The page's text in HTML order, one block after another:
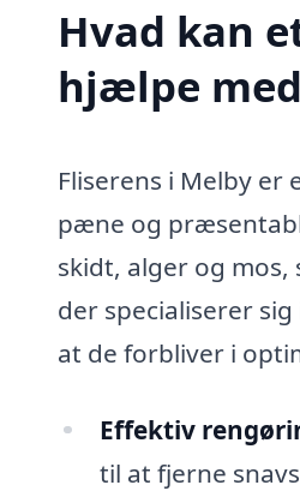
Hvad kan
hjælpe
Fliserens i Melby
pæne og
skidt, alger og
der specialiserer
at de forbliver i
Effektiv
til at fjerne